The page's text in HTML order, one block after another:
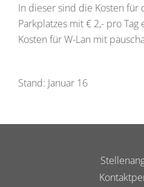
In dieser sind die Kosten für
Parkplatzes mit € 2,- pro
Kosten für W-Lan mit
Stand: Januar 16